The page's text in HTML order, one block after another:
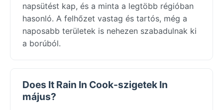
napsütést kap, és a minta a legtöbb régióban
hasonló. A felhőzet vastag és tartós, még a
naposabb területek is nehezen szabadulnak ki
a borúból.
Does It Rain In Cook-szigetek In
május?